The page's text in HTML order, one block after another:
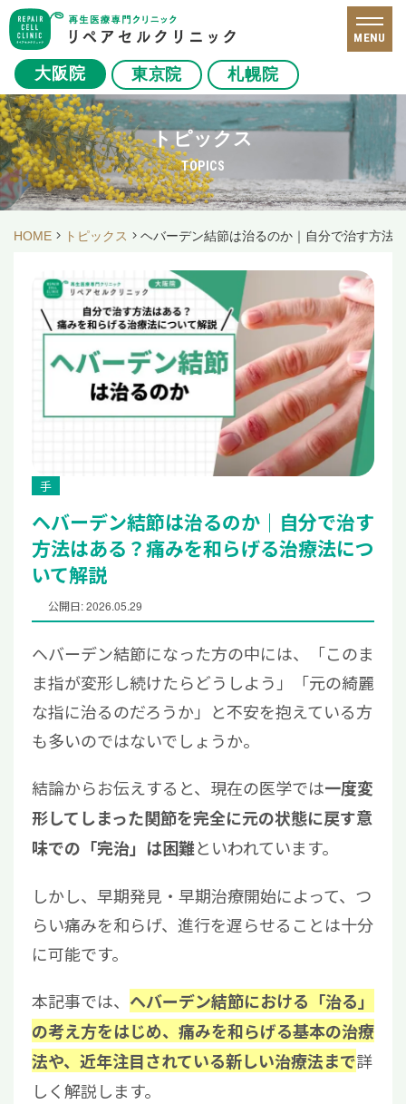
大阪院 東京院 札幌院
MENU
トピックス
TOPICS
HOME トピックス ヘバーデン結節は治るのか｜自分で治す方法
手
ヘバーデン結節は治るのか｜自分で治す
方法はある？痛みを和らげる治療法につ
いて解説
公開日: 2026.05.29
ヘバーデン結節になった方の中には、「このま
ま指が変形し続けたらどうしよう」「元の綺麗
な指に治るのだろうか」と不安を抱えている方
も多いのではないでしょうか。
結論からお伝えすると、現在の医学では一度変
形してしまった関節を完全に元の状態に戻す意
味での「完治」は困難といわれています。
しかし、早期発見・早期治療開始によって、つ
らい痛みを和らげ、進行を遅らせることは十分
に可能です。
本記事では、 ヘバーデン結節における「治る」
の考え方をはじめ、痛みを和らげる基本の治療
法や、近年注目されている新しい治療法まで詳
しく解説します。